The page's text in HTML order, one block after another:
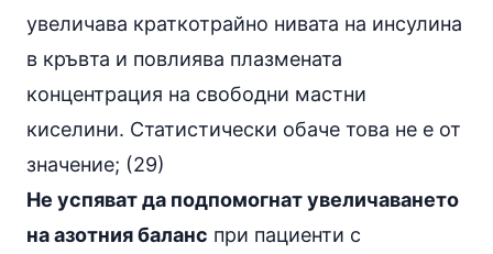
увеличава краткотрайно нивата на инсулина
в кръвта и повлиява плазмената
концентрация на свободни мастни
киселини. Статистически обаче това не е от
значение; (29)
Не успяват да подпомогнат увеличаването
на азотния баланс при пациенти с